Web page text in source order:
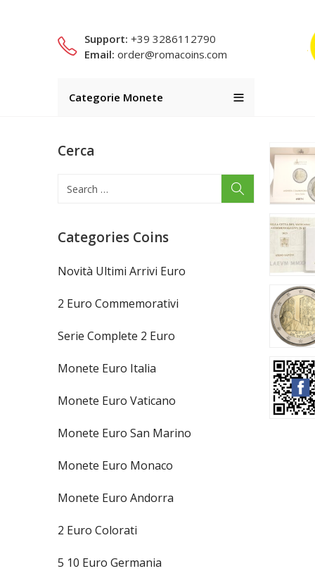
Support: +39 3286112790
Email: order@romacoins.com
Categorie Monete
Cerca
Categories Coins
Novità Ultimi Arrivi Euro
2 Euro Commemorativi
Serie Complete 2 Euro
Monete Euro Italia
Monete Euro Vaticano
Monete Euro San Marino
Monete Euro Monaco
Monete Euro Andorra
2 Euro Colorati
5 10 Euro Germania